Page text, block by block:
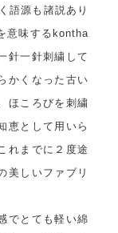
語源も諸説あり
意味するkontha
針一針刺繍して
かくなった古い
ほころびを刺繍
恵として用いら
れまでに２度途
美しいファブリ
でとても軽い綿